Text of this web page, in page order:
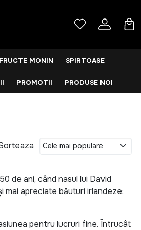
MONIN SPIRTOASE
PROMOTII PRODUSE NOI
de ani, când nasul lui David
mai apreciate băuturi irlandeze:
pentru lucruri fine. Întrucât